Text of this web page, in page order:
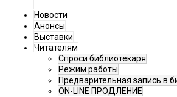
Новости
Анонсы
Выставки
Читателям
Спроси библиотекаря
Режим работы
Предварительная запись в
ON-LINE ПРОДЛЕНИЕ